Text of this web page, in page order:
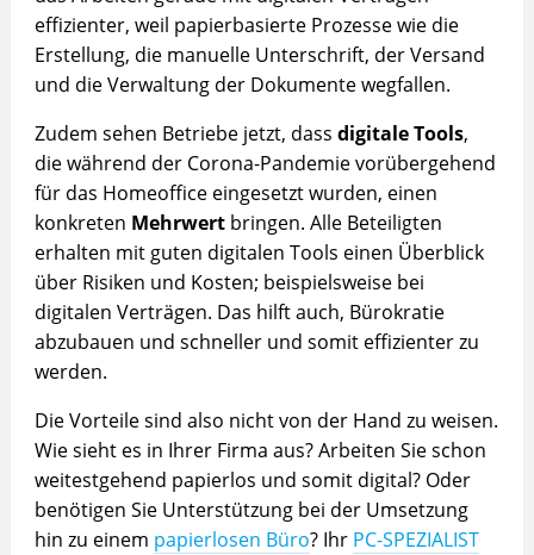
effizienter, weil papierbasierte Prozesse wie die
Erstellung, die manuelle Unterschrift, der Versand
und die Verwaltung der Dokumente wegfallen.
Zudem sehen Betriebe jetzt, dass digitale Tools,
die während der Corona-Pandemie vorübergehend
für das Homeoffice eingesetzt wurden, einen
konkreten Mehrwertbringen. Alle Beteiligten
erhalten mit guten digitalen Tools einen Überblick
über Risiken und Kosten; beispielsweise bei
digitalen Verträgen. Das hilft auch, Bürokratie
abzubauen und schneller und somit effizienter zu
werden.
Die Vorteile sind also nicht von der Hand zu weisen.
Wie sieht es in Ihrer Firma aus? Arbeiten Sie schon
weitestgehend papierlos und somit digital? Oder
benötigen Sie Unterstützung bei der Umsetzung
hin zu einem papierlosen Büro? Ihr PC-SPEZIALIST